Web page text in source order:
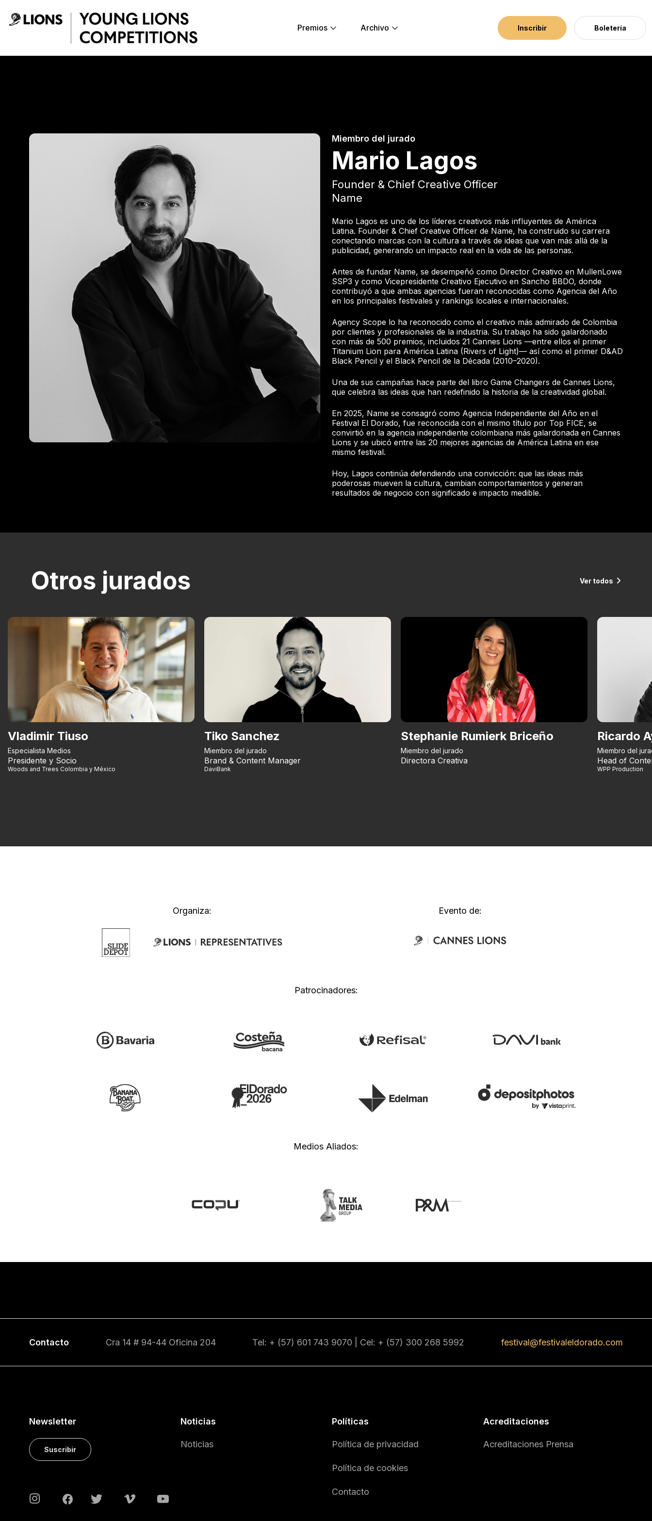
Premios
Archivo Inscribir Boletería
Miembro del jurado
Mario Lagos
Founder & Chief Creative Officer
Name
Mario Lagos es uno de los líderes creativos más influyentes de América
Latina. Founder & Chief Creative Officer de Name, ha construido su carrera
conectando marcas con la cultura a través de ideas que van más allá de la
publicidad, generando un impacto real en la vida de las personas.
Antes de fundar Name, se desempeñó como Director Creativo en MullenLowe
SSP3 y como Vicepresidente Creativo Ejecutivo en Sancho BBDO, donde
contribuyó a que ambas agencias fueran reconocidas como Agencia del Año
en los principales festivales y rankings locales e internacionales.
Agency Scope lo ha reconocido como el creativo más admirado de Colombia
por clientes y profesionales de la industria. Su trabajo ha sido galardonado
con más de 500 premios, incluidos 21 Cannes Lions —entre ellos el primer
Titanium Lion para América Latina (Rivers of Light)— así como el primer D&AD
Black Pencil y el Black Pencil de la Década (2010–2020).
Una de sus campañas hace parte del libro Game Changers de Cannes Lions,
que celebra las ideas que han redefinido la historia de la creatividad global.
En 2025, Name se consagró como Agencia Independiente del Año en el
Festival El Dorado, fue reconocida con el mismo título por Top FICE, se
convirtió en la agencia independiente colombiana más galardonada en Cannes
Lions y se ubicó entre las 20 mejores agencias de América Latina en ese
mismo festival.
Hoy, Lagos continúa defendiendo una convicción: que las ideas más
poderosas mueven la cultura, cambian comportamientos y generan
resultados de negocio con significado e impacto medible.
Otros jurados Ver todos
Vladimir Tiuso
Especialista Medios
Presidente y Socio
Woods and Trees Colombia y México
Tiko Sanchez
Miembro del jurado
Brand & Content Manager
DaviBank
Stephanie Rumierk Briceño
Miembro del jurado
Directora Creativa
Ricardo
Miembro del
Head of
WPP Production
Organiza: Evento de:
Patrocinadores:
Medios Aliados:
Contacto Cra 14 # 94-44 Oficina 204 Tel: + (57) 601 743 9070 | Cel: + (57) 300 268 5992 festival@festivaleldorado.com
Newsletter
Suscribir
Noticias
Noticias
Políticas
Política de privacidad
Política de cookies
Contacto
Acreditaciones
Acreditaciones Prensa